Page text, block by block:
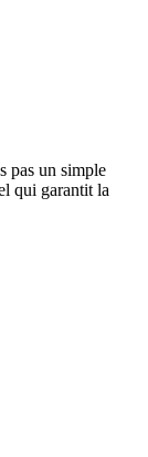
pas un simple
qui garantit la